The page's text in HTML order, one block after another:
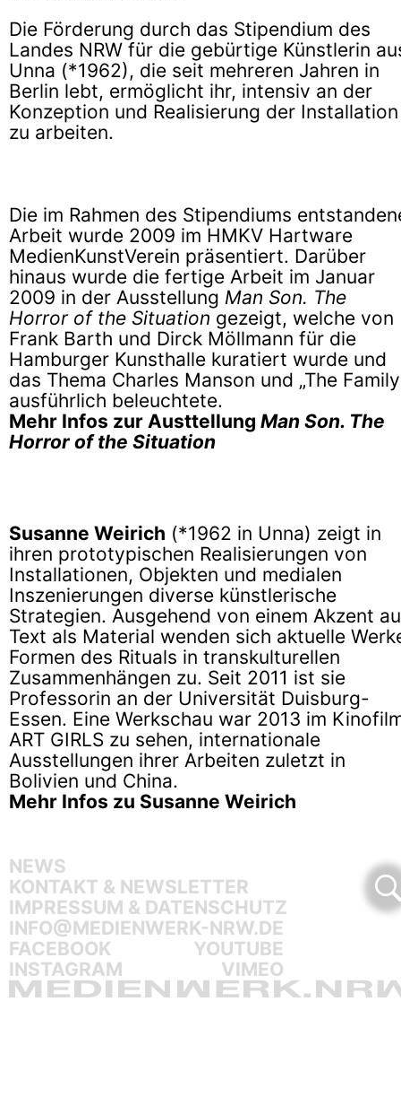
Die Förderung durch das Stipendium des
Landes NRW für die gebürtige Künstlerin
Unna (*1962), die seit mehreren Jahren in
Berlin lebt, ermöglicht ihr, intensiv an der
Konzeption und Realisierung der Installation
zu arbeiten.
Die im Rahmen des Stipendiums
Arbeit wurde 2009 im HMKV Hartware
MedienKunstVerein präsentiert. Darüber
hinaus wurde die fertige Arbeit im Januar
2009 in der Ausstellung Man Son. The
Horror of the Situation gezeigt, welche von
Frank Barth und Dirck Möllmann für die
Hamburger Kunsthalle kuratiert wurde und
das Thema Charles Manson und „The
ausführlich beleuchtete.
Mehr Infos zur Austtellung Man Son. The
Horror of the Situation
Susanne Weirich (*1962 in Unna) zeigt in
ihren prototypischen Realisierungen von
Installationen, Objekten und medialen
Inszenierungen diverse künstlerische
Strategien. Ausgehend von einem Akzent
Text als Material wenden sich aktuelle
Formen des Rituals in transkulturellen
Zusammenhängen zu. Seit 2011 ist sie
Professorin an der Universität Duisburg-
Essen. Eine Werkschau war 2013 im
ART GIRLS zu sehen, internationale
Ausstellungen ihrer Arbeiten zuletzt in
Bolivien und China.
Mehr Infos zu Susanne Weirich
NEWS
KONTAKT & NEWSLETTER
IMPRESSUM & DATENSCHUTZ
INFO@MEDIENWERK-NRW.DE
FACEBOOK
YOUTUBE
INSTAGRAM
VIMEO